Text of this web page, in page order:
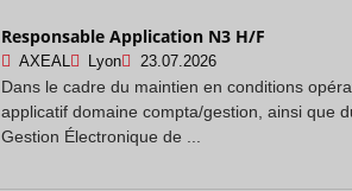
Responsable Application N3 H/F
AXEAL Lyon 23.07.2026
Dans le cadre du maintien en conditions
applicatif domaine compta/gestion, ainsi que
Gestion Électronique de ...